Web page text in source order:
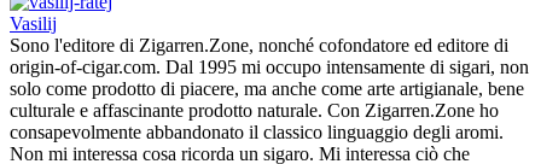
Vasilij
Sono l'editore di Zigarren.Zone, nonché cofondatore ed editore di
origin-of-cigar.com. Dal 1995 mi occupo intensamente di sigari, non
solo come prodotto di piacere, ma anche come arte artigianale, bene
culturale e affascinante prodotto naturale. Con Zigarren.Zone ho
consapevolmente abbandonato il classico linguaggio degli aromi.
Non mi interessa cosa ricorda un sigaro. Mi interessa ciò che